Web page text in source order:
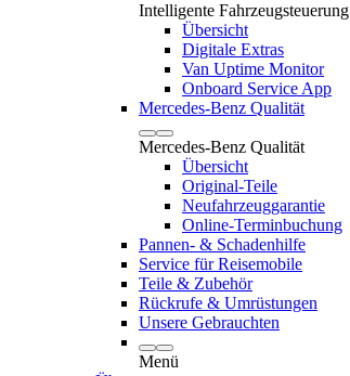
Intelligente Fahrzeugsteuerung
Übersicht
Digitale Extras
Van Uptime Monitor
Onboard Service App
Mercedes-Benz Qualität
Mercedes-Benz Qualität
Übersicht
Original-Teile
Neufahrzeuggarantie
Online-Terminbuchung
Pannen- & Schadenhilfe
Service für Reisemobile
Teile & Zubehör
Rückrufe & Umrüstungen
Unsere Gebrauchten
Menü